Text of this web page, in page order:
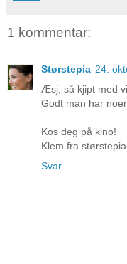
1 kommentar:
Størstepia 24.
Æsj, så kjipt med
Godt man har
Kos deg på kino!
Klem fra størstepia
Svar